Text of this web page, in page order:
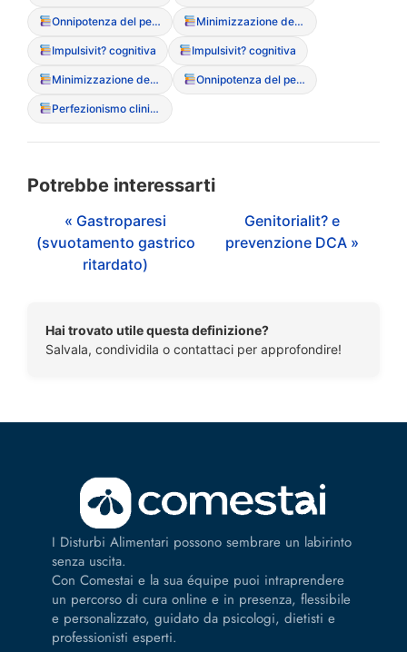
Onnipotenza del pensiero Minimizzazione dei rischi
Impulsivit? cognitiva Impulsivit? cognitiva
Minimizzazione dei rischi Onnipotenza del pensiero
Perfezionismo clinico (maladattivo)
Potrebbe interessarti
« Gastroparesi
(svuotamento gastrico
ritardato)
Genitorialit? e
prevenzione DCA »
Hai trovato utile questa definizione?
Salvala, condividila o contattaci per approfondire!
I Disturbi Alimentari possono sembrare un labirinto
senza uscita.
Con Comestai e la sua équipe puoi intraprendere
un percorso di cura online e in presenza, flessibile
e personalizzato, guidato da psicologi, dietisti e
professionisti esperti.